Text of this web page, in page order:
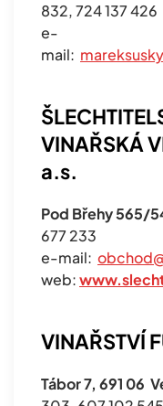
832, 724 137 426
e-
mail:
VINAŘSKÁ
a.s.
Pod Břehy 565/
677 233
e-mail:
web:
VINAŘSTVÍ
Tábor 7, 691 06